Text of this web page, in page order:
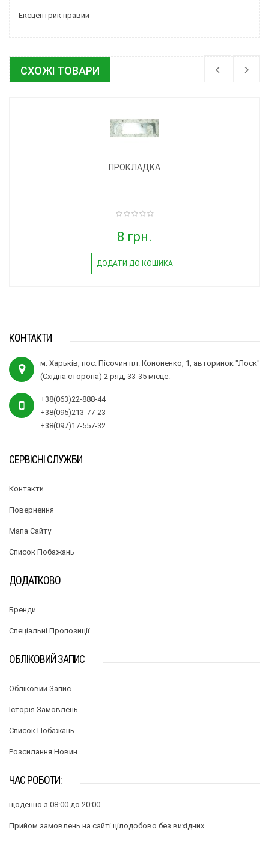
Ексцентрик правий
СХОЖІ ТОВАРИ
ПРОКЛАДКА
8 грн.
ДОДАТИ ДО КОШИКА
КОНТАКТИ
м. Харьків, пос. Пісочин пл. Кононенко, 1, авторинок "Лоск"
(Східна сторона) 2 ряд, 33-35 місце.
+38(063)22-888-44
+38(095)213-77-23
+38(097)17-557-32
СЕРВІСНІ СЛУЖБИ
Контакти
Повернення
Мапа Сайту
Список Побажань
ДОДАТКОВО
Бренди
Спеціальні Пропозиції
ОБЛІКОВИЙ ЗАПИС
Обліковий Запис
Історія Замовлень
Список Побажань
Розсилання Новин
ЧАС РОБОТИ:
щоденно з 08:00 до 20:00
Прийом замовлень на сайті цілодобово без вихідних